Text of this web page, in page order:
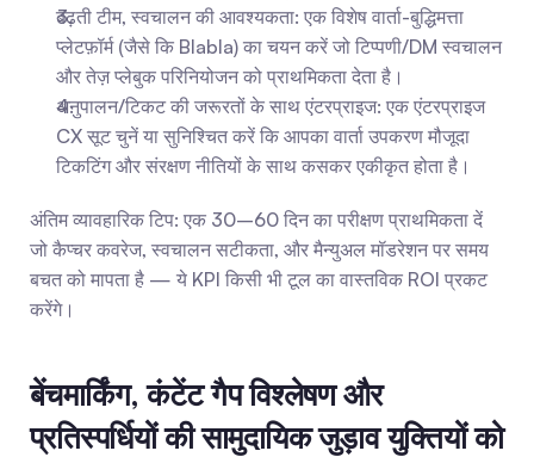
बढ़ती टीम, स्वचालन की आवश्यकता: एक विशेष वार्ता-बुद्धिमत्ता
प्लेटफ़ॉर्म (जैसे कि Blabla) का चयन करें जो टिप्पणी/DM स्वचालन
और तेज़ प्लेबुक परिनियोजन को प्राथमिकता देता है।
अनुपालन/टिकट की जरूरतों के साथ एंटरप्राइज: एक एंटरप्राइज
CX सूट चुनें या सुनिश्चित करें कि आपका वार्ता उपकरण मौजूदा
टिकटिंग और संरक्षण नीतियों के साथ कसकर एकीकृत होता है।
अंतिम व्यावहारिक टिप: एक 30–60 दिन का परीक्षण प्राथमिकता दें
जो कैप्चर कवरेज, स्वचालन सटीकता, और मैन्युअल मॉडरेशन पर समय
बचत को मापता है — ये KPI किसी भी टूल का वास्तविक ROI प्रकट
करेंगे।
बेंचमार्किंग, कंटेंट गैप विश्लेषण और
प्रतिस्पर्धियों की सामुदायिक जुड़ाव युक्तियों को